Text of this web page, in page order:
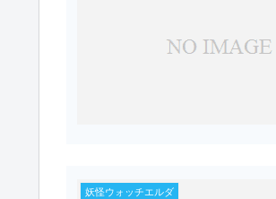
妖怪ウォッチエルダ